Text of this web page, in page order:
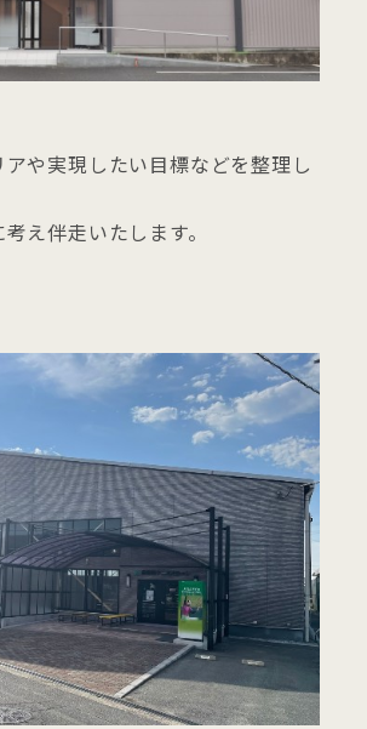
や実現したい目標などを整理し
え伴走いたします。